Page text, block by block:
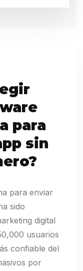
para
sin
para enviar
sido
digital
usuarios
confiable del
por